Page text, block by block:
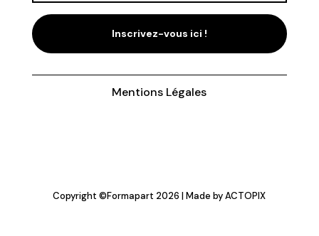
Inscrivez-vous ici !
Mentions Légales
Copyright ©Formapart 2026 | Made byACTOPIX